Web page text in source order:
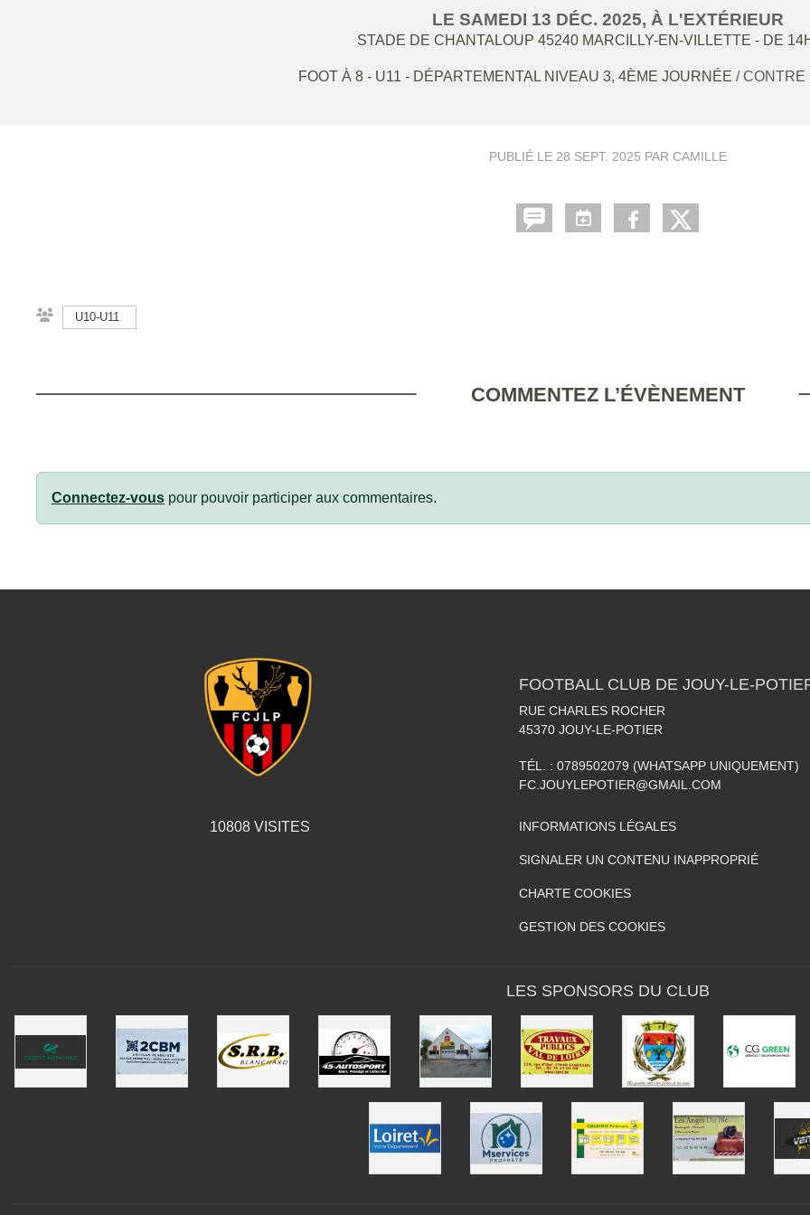
LE SAMEDI 13 DÉC. 2025, À L'EXTÉRIEUR
STADE DE CHANTALOUP 45240 MARCILLY-EN-VILLETTE - DE
FOOT À 8 - U11 - DÉPARTEMENTAL NIVEAU 3, 4ÈME JOURNÉE / CONTRE
PUBLIÉ LE 28 SEPT. 2025 PAR CAMILLE
U10-U11
COMMENTEZ L’ÉVÈNEMENT
Connectez-vous pour pouvoir participer aux commentaires.
10808VISITES
FOOTBALL CLUB DE JOUY-LE-
RUE CHARLES ROCHER
45370 JOUY-LE-POTIER
TÉL. : 0789502079 (WHATSAPP UNIQUEMENT)
FC.JOUYLEPOTIER@GMAIL.COM
INFORMATIONS LÉGALES
SIGNALER UN CONTENU INAPPROPRIÉ
CHARTE COOKIES
GESTION DES COOKIES
LES SPONSORS DU CLUB